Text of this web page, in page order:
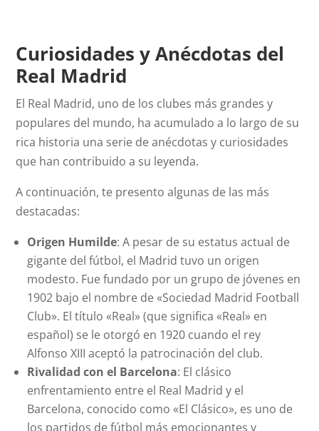
Curiosidades y Anécdotas del
Real Madrid
El Real Madrid, uno de los clubes más grandes y
populares del mundo, ha acumulado a lo largo de su
rica historia una serie de anécdotas y curiosidades
que han contribuido a su leyenda.
A continuación, te presento algunas de las más
destacadas:
Origen Humilde: A pesar de su estatus actual de
gigante del fútbol, el Madrid tuvo un origen
modesto. Fue fundado por un grupo de jóvenes en
1902 bajo el nombre de «Sociedad Madrid Football
Club». El título «Real» (que significa «Real» en
español) se le otorgó en 1920 cuando el rey
Alfonso XIII aceptó la patrocinación del club.
Rivalidad con el Barcelona: El clásico
enfrentamiento entre el Real Madrid y el
Barcelona, conocido como «El Clásico», es uno de
los partidos de fútbol más emocionantes y